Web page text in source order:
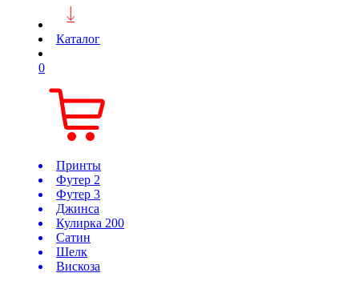
Каталог
0
Принты
Футер 2
Футер 3
Джинса
Кулирка 200
Сатин
Шелк
Вискоза